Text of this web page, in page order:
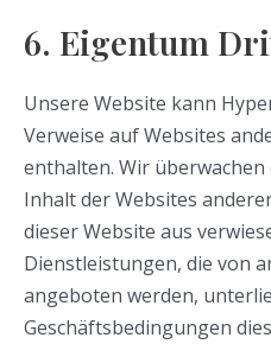
6. Eigentum
Unsere Website kann
Verweise auf Websites
enthalten. Wir
Inhalt der Websites
dieser Website aus
Dienstleistungen, die von
angeboten werden,
Geschäftsbedingungen